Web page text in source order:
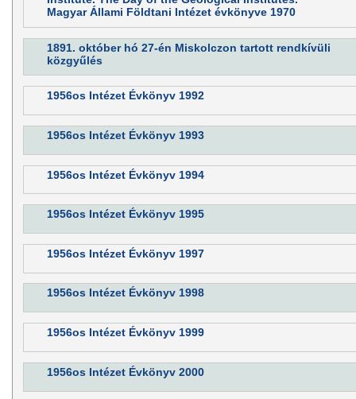
Magyar Állami Földtani Intézet évkönyve 1970
1891. október hó 27-én Miskolczon tartott rendkívüli
közgyűlés
1956os Intézet Évkönyv 1992
1956os Intézet Évkönyv 1993
1956os Intézet Évkönyv 1994
1956os Intézet Évkönyv 1995
1956os Intézet Évkönyv 1997
1956os Intézet Évkönyv 1998
1956os Intézet Évkönyv 1999
1956os Intézet Évkönyv 2000